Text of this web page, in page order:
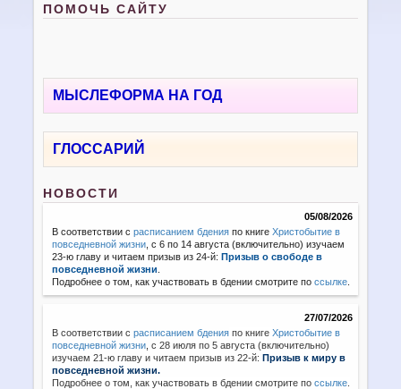
ПОМОЧЬ САЙТУ
МЫСЛЕФОРМА НА ГОД
ГЛОССАРИЙ
НОВОСТИ
05/08/2026
В соответствии срасписанием бдения по книгеХристобытие в
повседневной жизни , с 6 по 14 августа (включительно) изучаем
23-ю главу и читаем призыв из 24-й:Призыв о свободе в
повседневной жизни
Подробнее о том, как участвовать в бдении смотрите поссылке
27/07/2026
В соответствии с расписанием бдения по книгеХристобытие в
повседневной жизни с 28 июля по 5 августа (включительно)
изучаем 21-ю главу и читаем призыв из 22-й:Призыв к миру в
повседневной жизни.
Подробнее о том, как участвовать в бдении смотрите поссылке